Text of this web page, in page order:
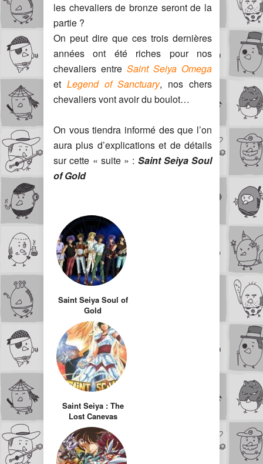
les chevaliers de bronze seront de la
partie ?
On peut dire que ces trois dernières
années ont été riches pour nos
chevaliers entre Saint Seiya Omega
et Legend of Sanctuary, nos chers
chevaliers vont avoir du boulot…
On vous tiendra informé des que l’on
aura plus d’explications et de détails
sur cette « suite » : Saint Seiya Soul
of Gold
Saint Seiya Soul of
Gold
Saint Seiya : The
Lost Canevas